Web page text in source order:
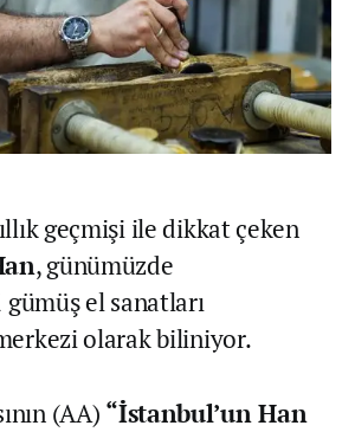
geçmişi ile dikkat çeken
, günümüzde
gümüş el sanatları
olarak biliniyor.
(AA) “İstanbul’un Han